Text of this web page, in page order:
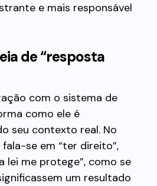
e mais responsável
de “resposta
com o sistema de
como ele é
seu contexto real. No
se em “ter direito”,
lei me protege”, como se
um resultado